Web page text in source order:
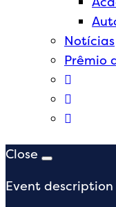
Notícias
Prêmio
Close
Event